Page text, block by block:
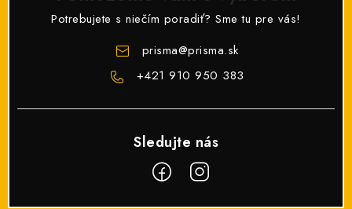
Potrebujete s niečím poradiť? Sme tu pre vás!
prisma@prisma.sk
+421 910 950 383